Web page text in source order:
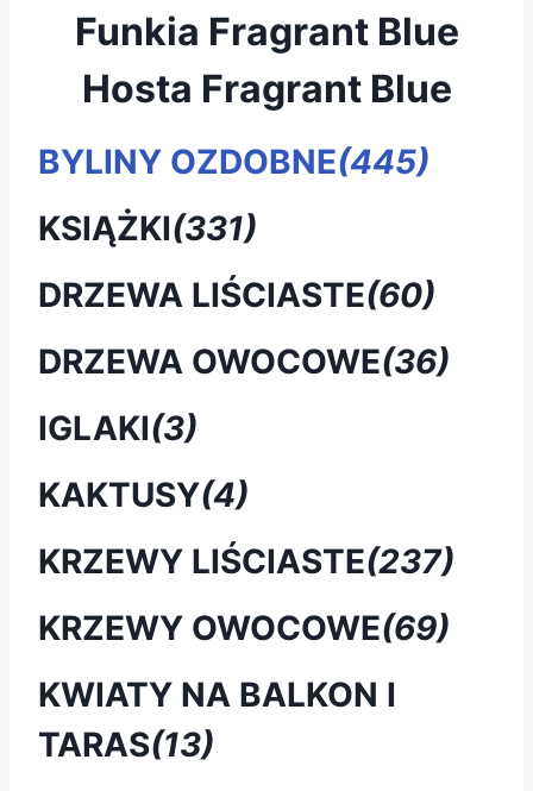
Funkia Fragrant Blue
Hosta Fragrant Blue
BYLINY OZDOBNE(445)
KSIĄŻKI(331)
DRZEWA LIŚCIASTE(60)
DRZEWA OWOCOWE(36)
IGLAKI(3)
KAKTUSY(4)
KRZEWY LIŚCIASTE(237)
KRZEWY OWOCOWE(69)
KWIATY NA BALKON I
TARAS(13)